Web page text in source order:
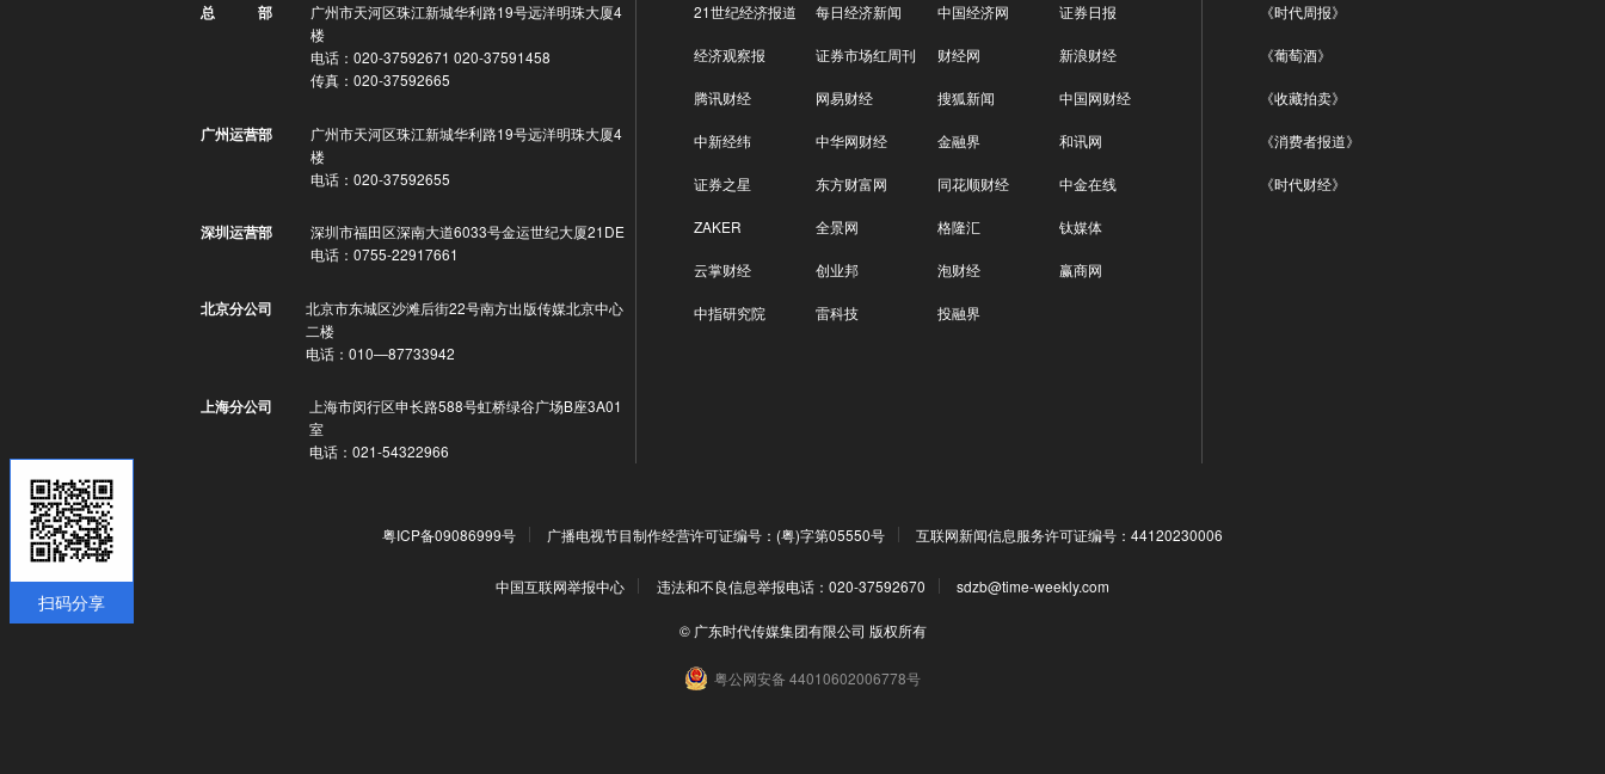
扫码分享
总 部
广州市天河区珠江新城华利路19号远洋明珠大厦4
楼
电话：020-37592671 020-37591458
传真：020-37592665
广州运营部
广州市天河区珠江新城华利路19号远洋明珠大厦4
楼
电话：020-37592655
深圳运营部
深圳市福田区深南大道6033号金运世纪大厦21DE
电话：0755-22917661
北京分公司
北京市东城区沙滩后街22号南方出版传媒北京中心
二楼
电话：010—87733942
上海分公司
上海市闵行区申长路588号虹桥绿谷广场B座3A01
室
电话：021-54322966
21世纪经济报道 每日经济新闻 中国经济网 证券日报
经济观察报 证券市场红周刊 财经网 新浪财经
腾讯财经 网易财经 搜狐新闻 中国网财经
中新经纬 中华网财经 金融界 和讯网
证券之星 东方财富网 同花顺财经 中金在线
ZAKER 全景网 格隆汇 钛媒体
云掌财经 创业邦 泡财经 赢商网
中指研究院 雷科技 投融界
《时代周报》
《葡萄酒》
《收藏拍卖》
《消费者报道》
《时代财经》
粤ICP备09086999号 广播电视节目制作经营许可证编号：(粤)字第05550号 互联网新闻信息服务许可证编号：44120230006
中国互联网举报中心 违法和不良信息举报电话：020-37592670 sdzb@time-weekly.com
© 广东时代传媒集团有限公司 版权所有
粤公网安备 44010602006778号